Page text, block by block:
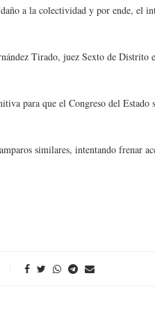
a la colectividad y por ende, el
Tirado, juez Sexto de
para que el Congreso del Estado
similares, intentando frenar